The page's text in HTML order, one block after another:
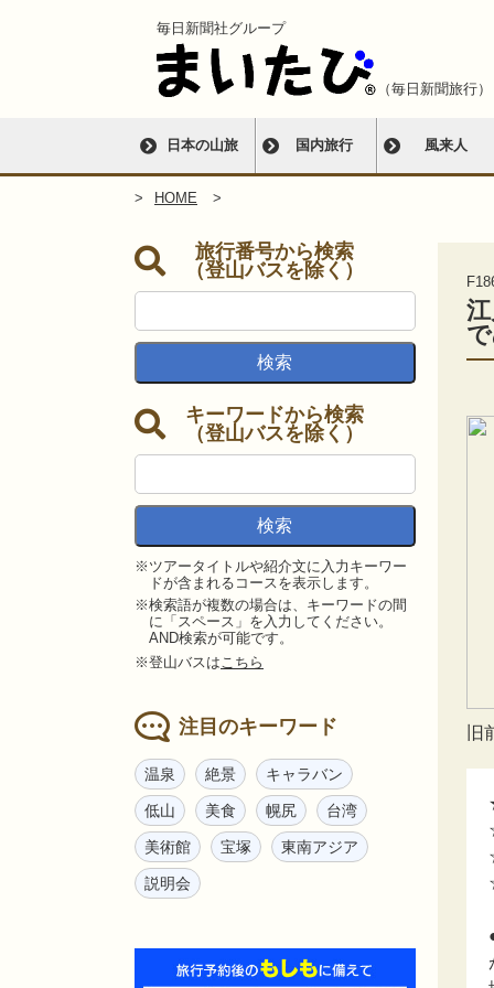
毎日新聞社グループ
（毎日新聞旅行）
日本の山旅 国内旅行 風来人
HOME
旅行番号から検索
（登山バスを除く）
キーワードから検索
（登山バスを除く）
※ツアータイトルや紹介文に入力キーワー
ドが含まれるコースを表示します。
※検索語が複数の場合は、キーワードの間
に「スペース」を入力してください。
AND検索が可能です。
※登山バスは こちら
注目のキーワード
温泉 絶景 キャラバン
低山 美食 幌尻 台湾
美術館 宝塚 東南アジア
説明会